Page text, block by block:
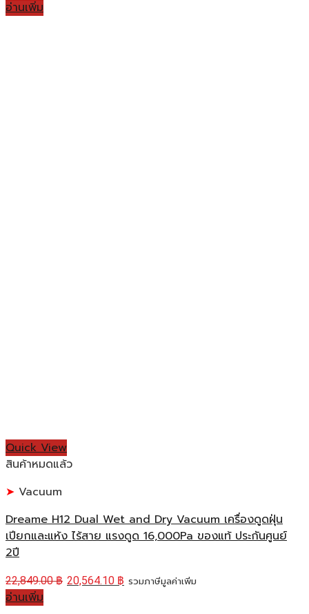
อ่านเพิ่ม
Quick View
สินค้าหมดแล้ว
Vacuum
Dreame H12 Dual Wet and Dry Vacuum เครื่องดูดฝุ่น
เปียกและแห้ง ไร้สาย แรงดูด 16,000Pa ของแท้ ประกันศูนย์
2ปี
22,849.00฿ 20,564.10 ฿ รวมภาษีมูลค่าเพิ่ม
อ่านเพิ่ม